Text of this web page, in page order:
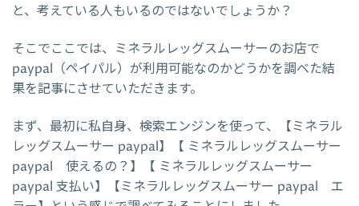
と、考えている人もいるのではないでしょうか？
そこでここでは、ミネラルレッグスムーサーのお店で
paypal（ペイパル）が利用可能なのかどうかを調べた結
果を記事にさせていただきます。
まず、最初に私自身、検索エンジンを使って、【ミネラル
レッグスムーサー paypal】【 ミネラルレッグスムーサー
paypal 使えるの？】【 ミネラルレッグスムーサー
paypal 支払い】【ミネラルレッグスムーサー paypal エ